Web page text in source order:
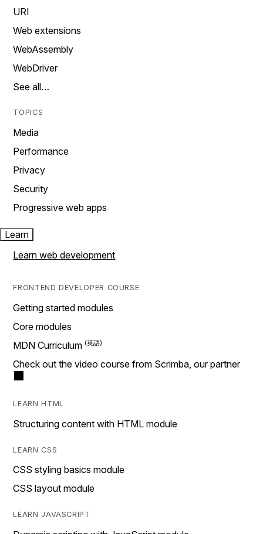
URI
Web extensions
WebAssembly
WebDriver
See all…
TOPICS
Media
Performance
Privacy
Security
Progressive web apps
Learn
Learn web development
FRONTEND DEVELOPER COURSE
Getting started modules
Core modules
MDN Curriculum
Check out the video course from Scrimba, our partner
LEARN HTML
Structuring content with HTML module
LEARN CSS
CSS styling basics module
CSS layout module
LEARN JAVASCRIPT